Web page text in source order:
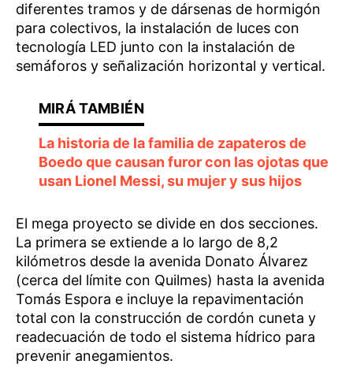
diferentes tramos y de dársenas de hormigón
para colectivos, la instalación de luces con
tecnología LED junto con la instalación de
semáforos y señalización horizontal y vertical.
La historia de la familia de zapateros de
Boedo que causan furor con las ojotas que
usan Lionel Messi, su mujer y sus hijos
El mega proyecto se divide en dos secciones.
La primera se extiende a lo largo de 8,2
kilómetros desde la avenida Donato Álvarez
(cerca del límite con Quilmes) hasta la avenida
Tomás Espora e incluye la repavimentación
total con la construcción de cordón cuneta y
readecuación de todo el sistema hídrico para
prevenir anegamientos.